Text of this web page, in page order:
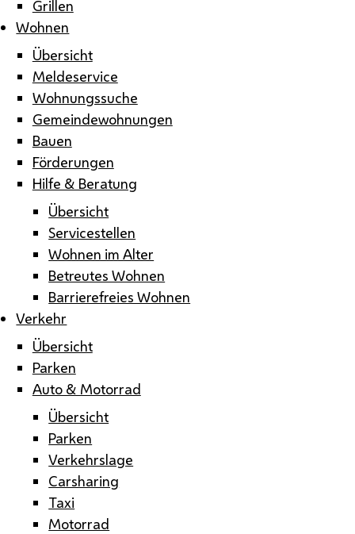
Grillen
Wohnen
Übersicht
Meldeservice
Wohnungssuche
Gemeindewohnungen
Bauen
Förderungen
Hilfe & Beratung
Übersicht
Servicestellen
Wohnen im Alter
Betreutes Wohnen
Barrierefreies Wohnen
Verkehr
Übersicht
Parken
Auto & Motorrad
Übersicht
Parken
Verkehrslage
Carsharing
Taxi
Motorrad